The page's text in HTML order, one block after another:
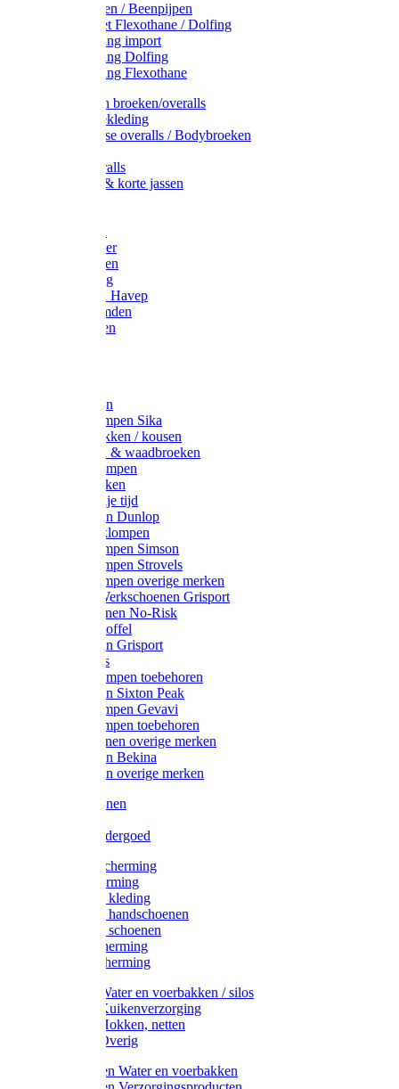
Plukmouwen / Beenpijpen
Reparatieset Flexothane / Dolfing
Regenkleding import
Regenkleding Dolfing
Regenkleding Flexothane
Toebehoren broeken/overalls
Signalisatiekleding
Amerikaanse overalls / Bodybroeken
Kinderoveralls
Stofjassen & korte jassen
Bodywarmer
Werkbroeken
Zaagkleding
Werkjassen Havep
Thermohemden
Overhemden
Werksokken
Schoenklompen Sika
Thermo sokken / kousen
Lieslaarzen & waadbroeken
Houten klompen
Wandelsokken
Laarzen vrije tijd
Werklaarzen Dunlop
Kunststof klompen
Schoenklompen Simson
Schoenklompen Strovels
Schoenklompen overige merken
Wandel-/ Werkschoenen Grisport
Werkschoenen No-Risk
Klomppantoffel
Werklaarzen Grisport
Accessoires
Houten klompen toebehoren
Werklaarzen Sixton Peak
Schoenklompen Gevavi
Schoenklompen toebehoren
Werkschoenen overige merken
Werklaarzen Bekina
Werklaarzen overige merken
Handschoenen
Thermo ondergoed
Gehoorbescherming
Oogbescherming
Disposable kleding
Disposable handschoenen
Disposable schoenen
Mondbescherming
Hoofdbescherming
Pluimvee Water en voerbakken / silos
Pluimvee Kuikenverzorging
Pluimvee Hokken, netten
Pluimvee Overig
Knaagdieren Water en voerbakken